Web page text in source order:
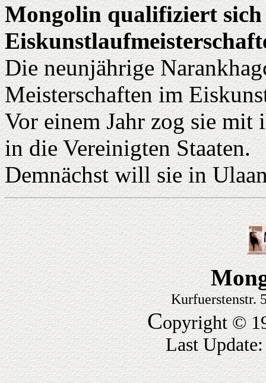
Mongolin qualifiziert
Die neunjährige
Meisterschaften im
Vor einem Jahr zog sie
in die Vereinigten Staaten.
Demnächst will sie in
Kurfuerstenstr.
Copyright ©
Last